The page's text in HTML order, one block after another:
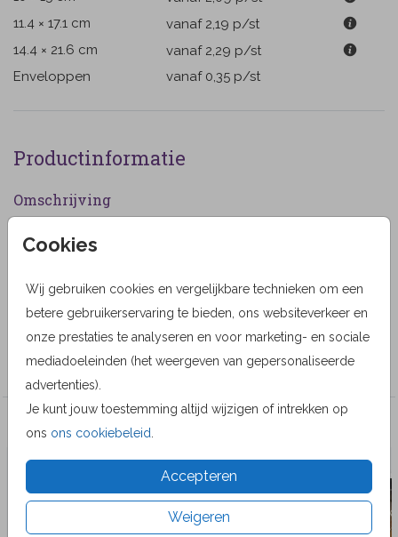
Cookies
Wij gebruiken cookies en vergelijkbare technieken om een
betere gebruikerservaring te bieden, ons websiteverkeer en
onze prestaties te analyseren en voor marketing- en sociale
mediadoeleinden (het weergeven van gepersonaliseerde
advertenties).
Je kunt jouw toestemming altijd wijzigen of intrekken op
ons ons cookiebeleid
Accepteren
Weigeren
11.4 × 17.1 cm
vanaf 2,19 p/st
14.4 × 21.6 cm
vanaf 2,29 p/st
Enveloppen
vanaf 0,35 p/st
Productinformatie
Omschrijving
tulpen in watercolor. (1218)
Designer
Alma Langerak
Collectie
Veel gekozen producten